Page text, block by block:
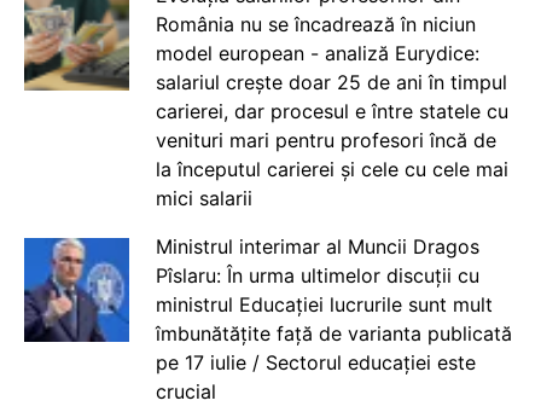
România nu se încadrează în niciun
model european - analiză Eurydice:
salariul crește doar 25 de ani în timpul
carierei, dar procesul e între statele cu
venituri mari pentru profesori încă de
la începutul carierei și cele cu cele mai
mici salarii
Ministrul interimar al Muncii Dragos
Pîslaru: În urma ultimelor discuții cu
ministrul Educației lucrurile sunt mult
îmbunătățite față de varianta publicată
pe 17 iulie / Sectorul educației este
crucial